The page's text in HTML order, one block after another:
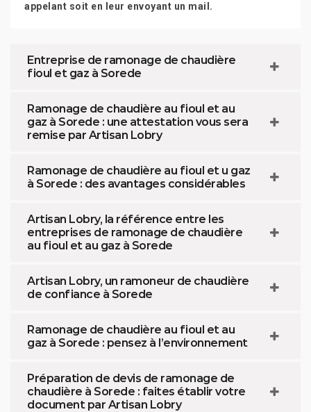
appelant soit en leur envoyant un mail.
Entreprise de ramonage de chaudière
fioul et gaz à Sorede
Ramonage de chaudière au fioul et au
gaz à Sorede : une attestation vous sera
remise par Artisan Lobry
Ramonage de chaudière au fioul et u gaz
à Sorede : des avantages considérables
Artisan Lobry, la référence entre les
entreprises de ramonage de chaudière
au fioul et au gaz à Sorede
Artisan Lobry, un ramoneur de chaudière
de confiance à Sorede
Ramonage de chaudière au fioul et au
gaz à Sorede : pensez à l’environnement
Préparation de devis de ramonage de
chaudière à Sorede : faites établir votre
document par Artisan Lobry